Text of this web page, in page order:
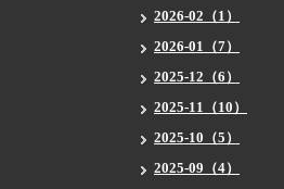
2026-02（1）
2026-01（7）
2025-12（6）
2025-11（10）
2025-10（5）
2025-09（4）